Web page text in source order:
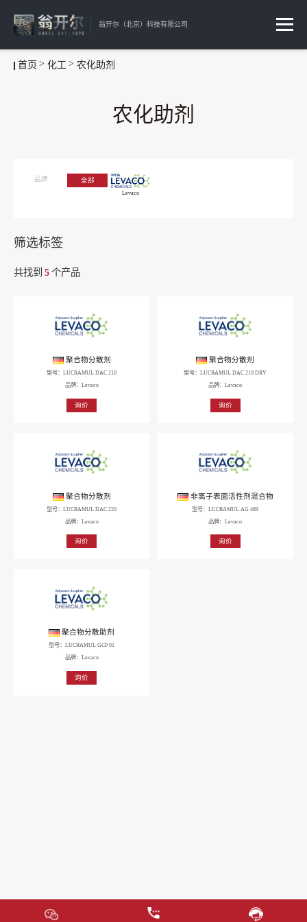
翁开尔（北京）科技有限公司
首页 化工 农化助剂
农化助剂
品牌 全部
Levaco
筛选标签
共找到 5个产品
聚合物分散剂
型号：LUCRAMUL DAC 210
品牌：Levaco
询价
聚合物分散剂
型号：LUCRAMUL DAC 210 DRY
品牌：Levaco
询价
聚合物分散剂
型号：LUCRAMUL DAC 220
品牌：Levaco
询价
非离子表面活性剂混合物
型号：LUCRAMUL AG 489
品牌：Levaco
询价
聚合物分散助剂
型号：LUCRAMUL GCP 01
品牌：Levaco
询价